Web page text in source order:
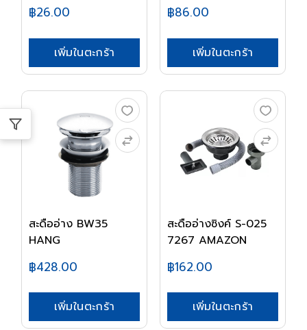
฿26.00
เพิ่มในตะกร้า
฿86.00
เพิ่มในตะกร้า
สะดืออ่าง BW35
HANG
฿428.00
เพิ่มในตะกร้า
สะดืออ่างซิงค์ S-025
7267 AMAZON
฿162.00
เพิ่มในตะกร้า